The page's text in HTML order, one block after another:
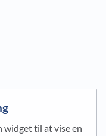
widget til at vise en